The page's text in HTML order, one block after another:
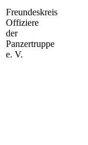
Freundeskreis
Offiziere
der
Panzertruppe
e. V.